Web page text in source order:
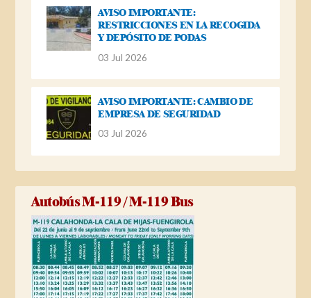
AVISO IMPORTANTE:
RESTRICCIONES EN LA RECOGIDA
Y DEPÓSITO DE PODAS
03 Jul 2026
AVISO IMPORTANTE: CAMBIO DE
EMPRESA DE SEGURIDAD
03 Jul 2026
Autobús M-119 / M-119 Bus